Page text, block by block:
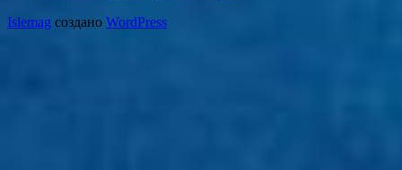
Islemag создано WordPress